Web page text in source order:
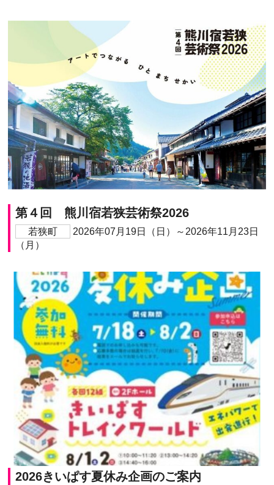
第４回 熊川宿若狭芸術祭2026
若狭町
2026年07月19日（日）～2026年11月23日
（月）
2026きいぱす夏休み企画のご案内